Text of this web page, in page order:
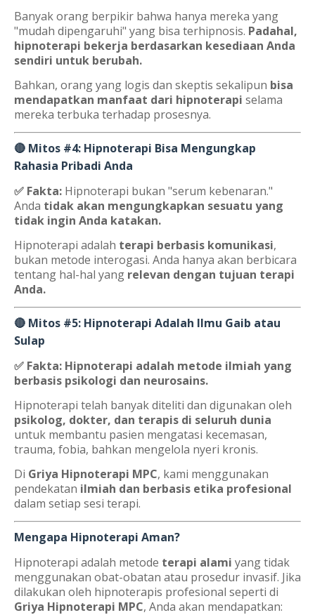
Banyak orang berpikir bahwa hanya mereka yang
"mudah dipengaruhi" yang bisa terhipnosis. Padahal,
hipnoterapi bekerja berdasarkan kesediaan Anda
sendiri untuk berubah.
Bahkan, orang yang logis dan skeptis sekalipun bisa
mendapatkan manfaat dari hipnoterapi selama
mereka terbuka terhadap prosesnya.
🔴 Mitos #4: Hipnoterapi Bisa Mengungkap
Rahasia Pribadi Anda
✅ Fakta: Hipnoterapi bukan "serum kebenaran."
Anda tidak akan mengungkapkan sesuatu yang
tidak ingin Anda katakan.
Hipnoterapi adalah terapi berbasis komunikasi,
bukan metode interogasi. Anda hanya akan berbicara
tentang hal-hal yang relevan dengan tujuan terapi
Anda.
🔴 Mitos #5: Hipnoterapi Adalah Ilmu Gaib atau
Sulap
✅ Fakta: Hipnoterapi adalah metode ilmiah yang
berbasis psikologi dan neurosains.
Hipnoterapi telah banyak diteliti dan digunakan oleh
psikolog, dokter, dan terapis di seluruh dunia
untuk membantu pasien mengatasi kecemasan,
trauma, fobia, bahkan mengelola nyeri kronis.
Di Griya Hipnoterapi MPC, kami menggunakan
pendekatan ilmiah dan berbasis etika profesional
dalam setiap sesi terapi.
Mengapa Hipnoterapi Aman?
Hipnoterapi adalah metode terapi alami yang tidak
menggunakan obat-obatan atau prosedur invasif. Jika
dilakukan oleh hipnoterapis profesional seperti di
Griya Hipnoterapi MPC, Anda akan mendapatkan: